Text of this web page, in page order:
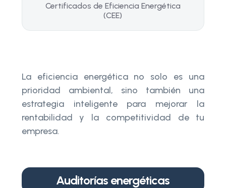
Certificados de Eficiencia Energética
(CEE)
La eficiencia energética no solo es una
prioridad ambiental, sino también una
estrategia inteligente para mejorar la
rentabilidad y la competitividad de tu
empresa.
Auditorías energéticas